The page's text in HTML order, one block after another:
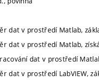
dat v prostředí Matlab,
dat v prostředí Matlab,
dat v prostředí
dat v prostředí LabVIEW,